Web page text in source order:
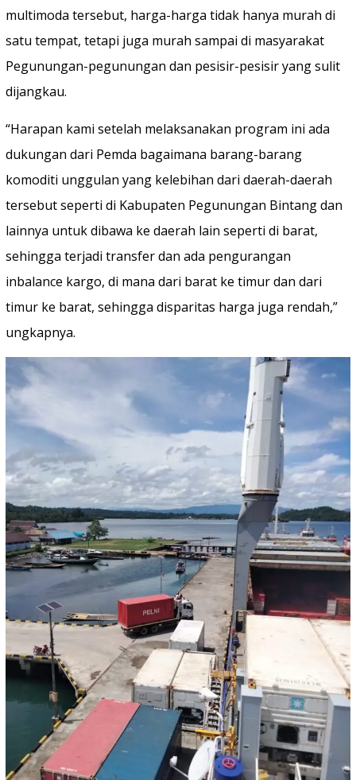
multimoda tersebut, harga-harga tidak hanya murah di
satu tempat, tetapi juga murah sampai di masyarakat
Pegunungan-pegunungan dan pesisir-pesisir yang sulit
dijangkau.
“Harapan kami setelah melaksanakan program ini ada
dukungan dari Pemda bagaimana barang-barang
komoditi unggulan yang kelebihan dari daerah-daerah
tersebut seperti di Kabupaten Pegunungan Bintang dan
lainnya untuk dibawa ke daerah lain seperti di barat,
sehingga terjadi transfer dan ada pengurangan
inbalance kargo, di mana dari barat ke timur dan dari
timur ke barat, sehingga disparitas harga juga rendah,”
ungkapnya.